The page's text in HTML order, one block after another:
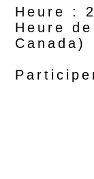
Heure :
Heure
Canada)